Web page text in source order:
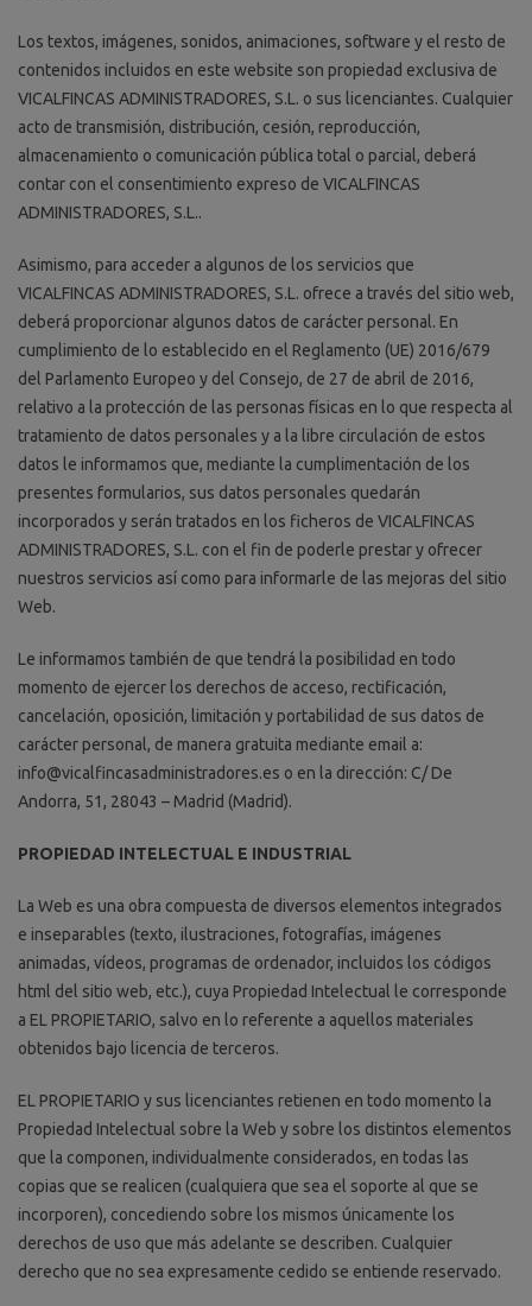
Los textos, imágenes, sonidos, animaciones, software y el resto de
contenidos incluidos en este website son propiedad exclusiva de
VICALFINCAS ADMINISTRADORES, S.L. o sus licenciantes. Cualquier
acto de transmisión, distribución, cesión, reproducción,
almacenamiento o comunicación pública total o parcial, deberá
contar con el consentimiento expreso de VICALFINCAS
ADMINISTRADORES, S.L..
Asimismo, para acceder a algunos de los servicios que
VICALFINCAS ADMINISTRADORES, S.L. ofrece a través del sitio web,
deberá proporcionar algunos datos de carácter personal. En
cumplimiento de lo establecido en el Reglamento (UE) 2016/679
del Parlamento Europeo y del Consejo, de 27 de abril de 2016,
relativo a la protección de las personas físicas en lo que respecta al
tratamiento de datos personales y a la libre circulación de estos
datos le informamos que, mediante la cumplimentación de los
presentes formularios, sus datos personales quedarán
incorporados y serán tratados en los ficheros de VICALFINCAS
ADMINISTRADORES, S.L. con el fin de poderle prestar y ofrecer
nuestros servicios así como para informarle de las mejoras del sitio
Web.
Le informamos también de que tendrá la posibilidad en todo
momento de ejercer los derechos de acceso, rectificación,
cancelación, oposición, limitación y portabilidad de sus datos de
carácter personal, de manera gratuita mediante email a:
info@vicalfincasadministradores.es o en la dirección: C/ De
Andorra, 51, 28043 – Madrid (Madrid).
PROPIEDAD INTELECTUAL E INDUSTRIAL
La Web es una obra compuesta de diversos elementos integrados
e inseparables (texto, ilustraciones, fotografías, imágenes
animadas, vídeos, programas de ordenador, incluidos los códigos
html del sitio web, etc.), cuya Propiedad Intelectual le corresponde
a EL PROPIETARIO, salvo en lo referente a aquellos materiales
obtenidos bajo licencia de terceros.
EL PROPIETARIO y sus licenciantes retienen en todo momento la
Propiedad Intelectual sobre la Web y sobre los distintos elementos
que la componen, individualmente considerados, en todas las
copias que se realicen (cualquiera que sea el soporte al que se
incorporen), concediendo sobre los mismos únicamente los
derechos de uso que más adelante se describen. Cualquier
derecho que no sea expresamente cedido se entiende reservado.